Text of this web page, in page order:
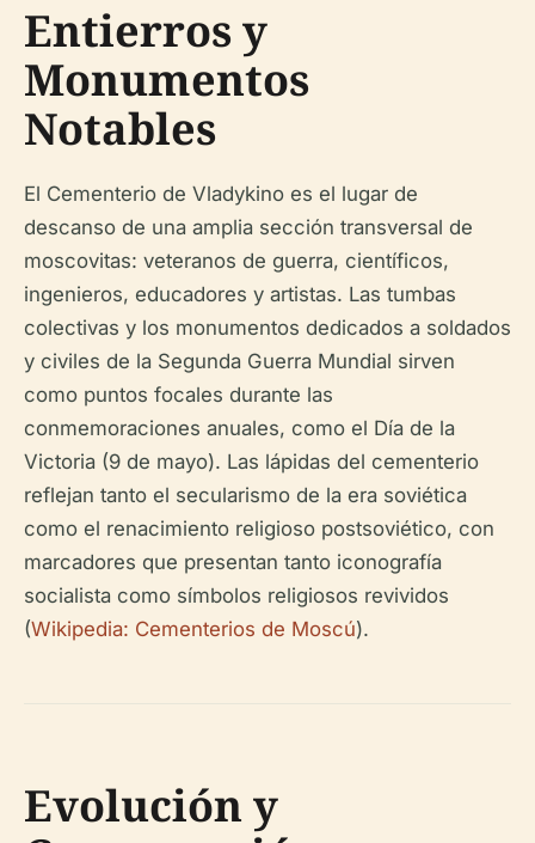
Entierros y
Monumentos
Notables
El Cementerio de Vladykino es el lugar de
descanso de una amplia sección transversal de
moscovitas: veteranos de guerra, científicos,
ingenieros, educadores y artistas. Las tumbas
colectivas y los monumentos dedicados a soldados
y civiles de la Segunda Guerra Mundial sirven
como puntos focales durante las
conmemoraciones anuales, como el Día de la
Victoria (9 de mayo). Las lápidas del cementerio
reflejan tanto el secularismo de la era soviética
como el renacimiento religioso postsoviético, con
marcadores que presentan tanto iconografía
socialista como símbolos religiosos revividos
(Wikipedia: Cementerios de Moscú).
Evolución y